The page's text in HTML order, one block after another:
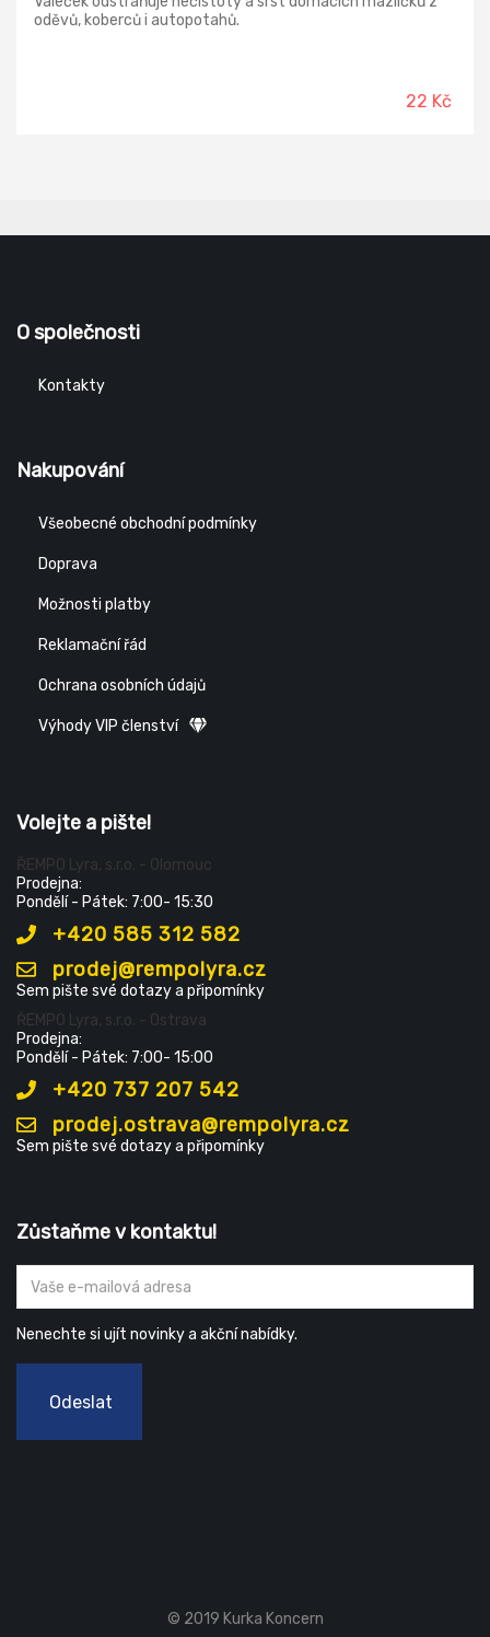
oděvů, koberců i autopotahů.
22 Kč
O společnosti
Kontakty
Nakupování
Všeobecné obchodní podmínky
Doprava
Možnosti platby
Reklamační řád
Ochrana osobních údajů
Výhody VIP členství
Volejte a pište!
ŘEMPO Lyra, s.r.o. - Olomouc
Prodejna:
Pondělí - Pátek: 7:00- 15:30
+420 585 312 582
prodej@rempolyra.cz
Sem pište své dotazy a připomínky
ŘEMPO Lyra, s.r.o. - Ostrava
Prodejna:
Pondělí - Pátek: 7:00- 15:00
+420 737 207 542
prodej.ostrava@rempolyra.cz
Sem pište své dotazy a připomínky
Zůstaňme v kontaktu!
Nenechte si ujít novinky a akční nabídky.
Odeslat
© 2019 Kurka Koncern